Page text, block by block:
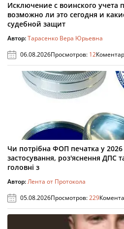
Исключение с воинского учета
возможно ли это сегодня и
судебной защит
Автор:Тарасенко Вера Юрьевна
06.08.2026Просмотров: 12
Чи потрібна ФОП печатка у
застосування, роз'яснення ДПС
головні з
Автор:Лента от Протокола
05.08.2026Просмотров:229